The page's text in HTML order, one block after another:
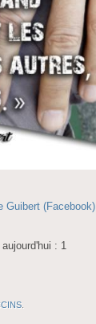
Guibert (Facebook)
: 1